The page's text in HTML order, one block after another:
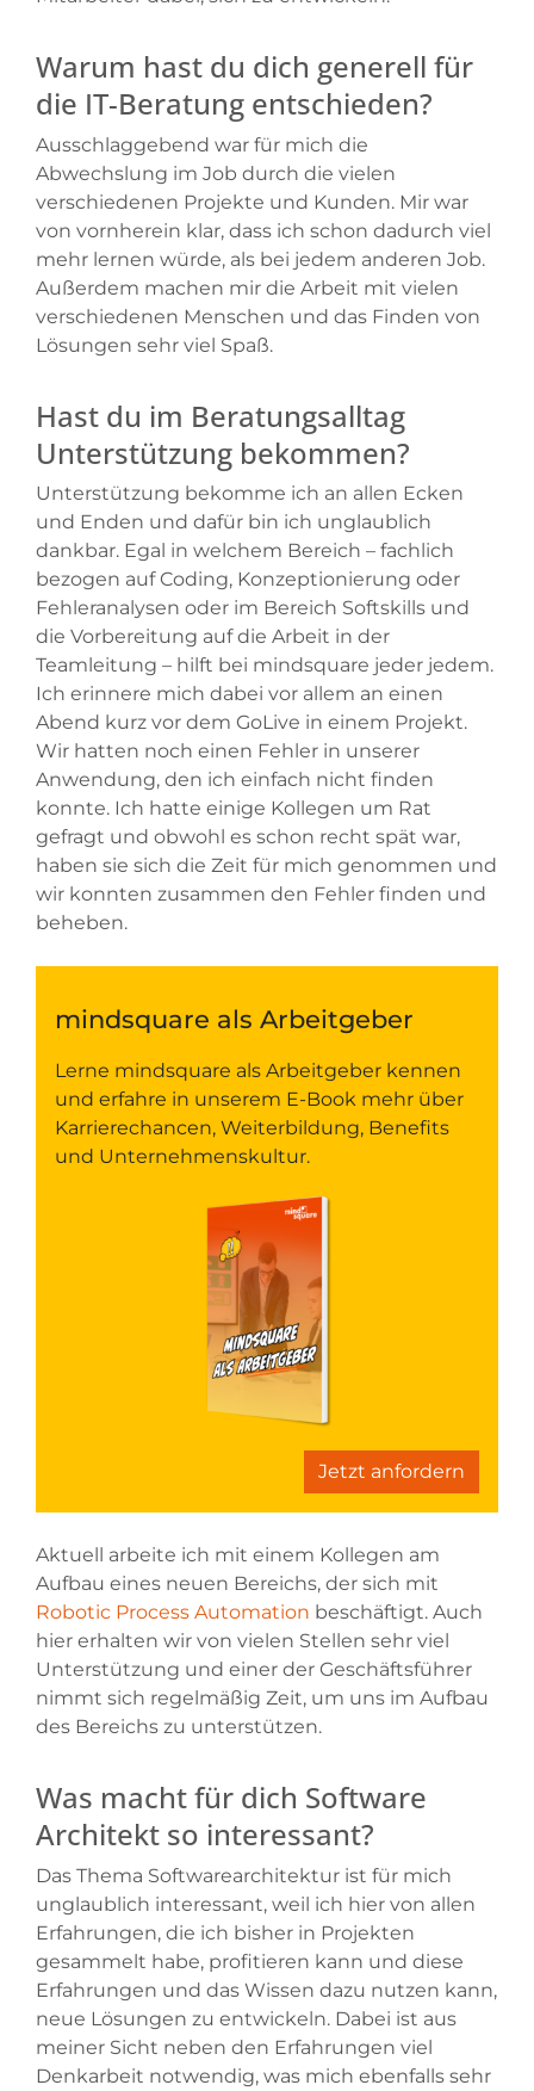
Warum hast du dich generell für
die IT-Beratung entschieden?
Ausschlaggebend war für mich die
Abwechslung im Job durch die vielen
verschiedenen Projekte und Kunden. Mir war
von vornherein klar, dass ich schon dadurch viel
mehr lernen würde, als bei jedem anderen Job.
Außerdem machen mir die Arbeit mit vielen
verschiedenen Menschen und das Finden von
Lösungen sehr viel Spaß.
Hast du im Beratungsalltag
Unterstützung bekommen?
Unterstützung bekomme ich an allen Ecken
und Enden und dafür bin ich unglaublich
dankbar. Egal in welchem Bereich – fachlich
bezogen auf Coding, Konzeptionierung oder
Fehleranalysen oder im Bereich Softskills und
die Vorbereitung auf die Arbeit in der
Teamleitung – hilft bei mindsquare jeder jedem.
Ich erinnere mich dabei vor allem an einen
Abend kurz vor dem GoLive in einem Projekt.
Wir hatten noch einen Fehler in unserer
Anwendung, den ich einfach nicht finden
konnte. Ich hatte einige Kollegen um Rat
gefragt und obwohl es schon recht spät war,
haben sie sich die Zeit für mich genommen und
wir konnten zusammen den Fehler finden und
beheben.
mindsquare als Arbeitgeber
Lerne mindsquare als Arbeitgeber kennen
und erfahre in unserem E-Book mehr über
Karrierechancen, Weiterbildung, Benefits
und Unternehmenskultur.
Jetzt anfordern
Aktuell arbeite ich mit einem Kollegen am
Aufbau eines neuen Bereichs, der sich mit
Robotic Process Automation beschäftigt. Auch
hier erhalten wir von vielen Stellen sehr viel
Unterstützung und einer der Geschäftsführer
nimmt sich regelmäßig Zeit, um uns im Aufbau
des Bereichs zu unterstützen.
Was macht für dich Software
Architekt so interessant?
Das Thema Softwarearchitektur ist für mich
unglaublich interessant, weil ich hier von allen
Erfahrungen, die ich bisher in Projekten
gesammelt habe, profitieren kann und diese
Erfahrungen und das Wissen dazu nutzen kann,
neue Lösungen zu entwickeln. Dabei ist aus
meiner Sicht neben den Erfahrungen viel
Denkarbeit notwendig, was mich ebenfalls sehr